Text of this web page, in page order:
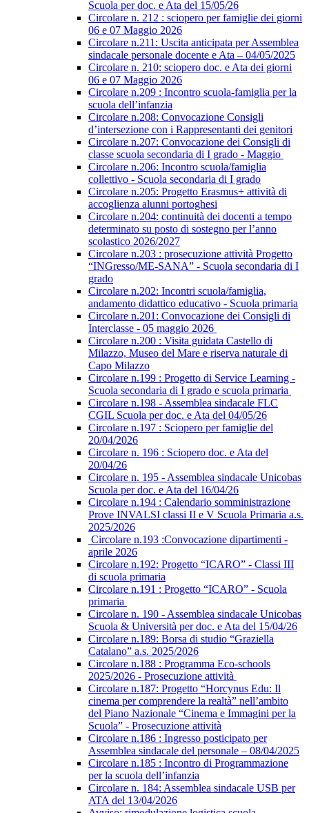
Scuola per doc. e Ata del 15/05/26
Circolare n. 212 : sciopero per famiglie dei giorni
06 e 07 Maggio 2026
Circolare n.211: Uscita anticipata per Assemblea
sindacale personale docente e Ata – 04/05/2025
Circolare n. 210: sciopero doc. e Ata dei giorni
06 e 07 Maggio 2026
Circolare n.209 : Incontro scuola-famiglia per la
scuola dell’infanzia
Circolare n.208: Convocazione Consigli
d’intersezione con i Rappresentanti dei genitori
Circolare n.207: Convocazione dei Consigli di
classe scuola secondaria di I grado - Maggio
Circolare n.206: Incontro scuola/famiglia
collettivo - Scuola secondaria di I grado
Circolare n.205: Progetto Erasmus+ attività di
accoglienza alunni portoghesi
Circolare n.204: continuità dei docenti a tempo
determinato su posto di sostegno per l’anno
scolastico 2026/2027
Circolare n.203 : prosecuzione attività Progetto
“INGresso/ME-SANA” - Scuola secondaria di I
grado
Circolare n.202: Incontri scuola/famiglia,
andamento didattico educativo - Scuola primaria
Circolare n.201: Convocazione dei Consigli di
Interclasse - 05 maggio 2026
Circolare n.200 : Visita guidata Castello di
Milazzo, Museo del Mare e riserva naturale di
Capo Milazzo
Circolare n.199 : Progetto di Service Learning -
Scuola secondaria di I grado e scuola primaria
Circolare n.198 - Assemblea sindacale FLC
CGIL Scuola per doc. e Ata del 04/05/26
Circolare n.197 : Sciopero per famiglie del
20/04/2026
Circolare n. 196 : Sciopero doc. e Ata del
20/04/26
Circolare n. 195 - Assemblea sindacale Unicobas
Scuola per doc. e Ata del 16/04/26
Circolare n.194 : Calendario somministrazione
Prove INVALSI classi II e V Scuola Primaria a.s.
2025/2026
Circolare n.193 :Convocazione dipartimenti -
aprile 2026
Circolare n.192: Progetto “ICARO” - Classi III
di scuola primaria
Circolare n.191 : Progetto “ICARO” - Scuola
primaria
Circolare n. 190 - Assemblea sindacale Unicobas
Scuola & Università per doc. e Ata del 15/04/26
Circolare n.189: Borsa di studio “Graziella
Catalano” a.s. 2025/2026
Circolare n.188 : Programma Eco-schools
2025/2026 - Prosecuzione attività
Circolare n.187: Progetto “Horcynus Edu: Il
cinema per comprendere la realtà” nell’ambito
del Piano Nazionale “Cinema e Immagini per la
Scuola” - Prosecuzione attività
Circolare n.186 : Ingresso posticipato per
Assemblea sindacale del personale – 08/04/2025
Circolare n.185 : Incontro di Programmazione
per la scuola dell’infanzia
Circolare n. 184: Assemblea sindacale USB per
ATA del 13/04/2026